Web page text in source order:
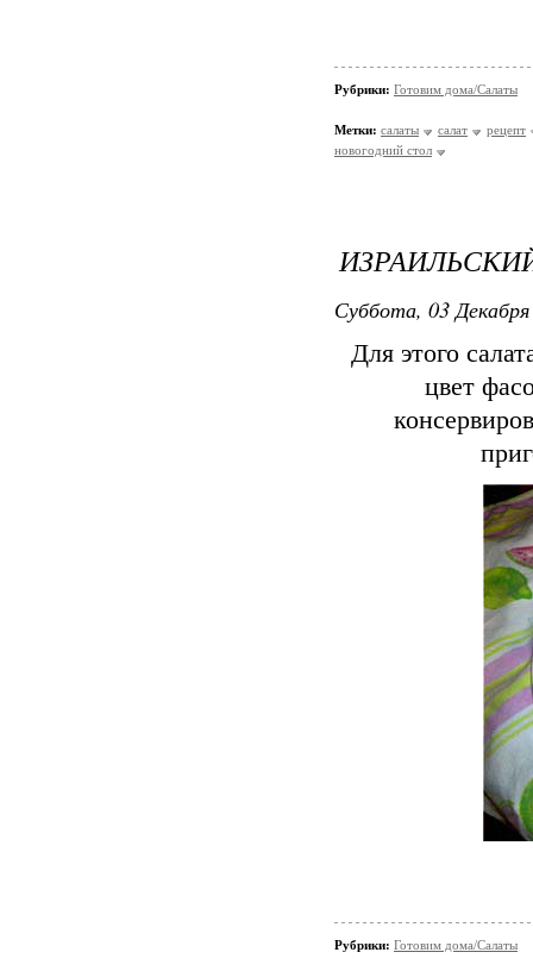
Рубрики: Готовим дома/Салаты
Метки: салаты салат
рецепт
новогодний стол
Суббота, 03
Для этого
цвет
Рубрики: Готовим дома/Салаты